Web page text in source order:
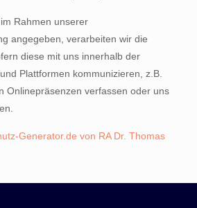
Rahmen unserer
angegeben, verarbeiten wir die
diese mit uns innerhalb der
Plattformen kommunizieren, z.B.
Onlinepräsenzen verfassen oder uns
Generator.de von RA Dr. Thomas